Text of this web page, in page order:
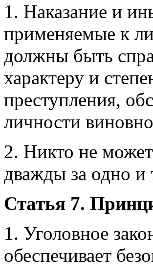
1. Наказание и
применяемые к
должны быть
характеру и
преступления,
личности
2. Никто не
дважды за одно и
Статья 7.
1. Уголовное
обеспечивает